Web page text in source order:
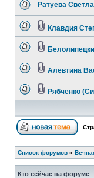
Ратуева
Клавдия
Алевтина
Рябченко
Список форумов »
Кто сейчас на форуме